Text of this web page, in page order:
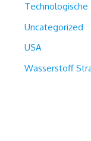
Uncategorized
USA
Wasserstoff